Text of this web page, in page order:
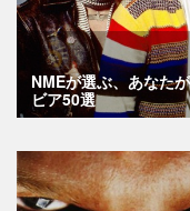
NMEが選ぶ、あなた
ビア50選